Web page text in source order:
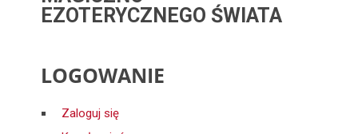
EZOTERYCZNEGO ŚWIATA
LOGOWANIE
Zaloguj się